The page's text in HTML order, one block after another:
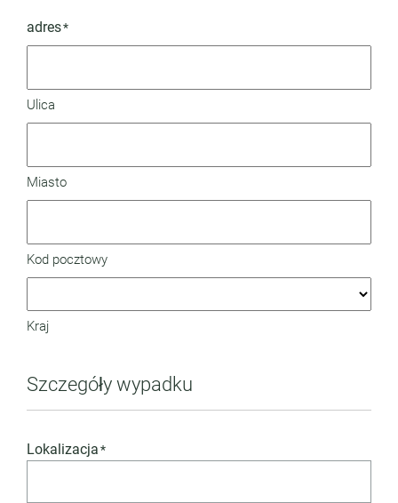
adres*
Ulica
Miasto
Kod pocztowy
Kraj
Szczegóły wypadku
Lokalizacja*